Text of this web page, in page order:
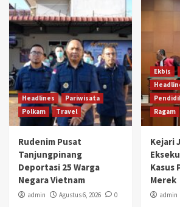
Headlines
Pariwisata
Polkam
Travel
Rudenim Pusat
Tanjungpinang
Deportasi 25 Warga
Negara Vietnam
admin Agustus 6, 2026 0
Ekbis
Ragam
Kejari
Kasus
Merek
admin